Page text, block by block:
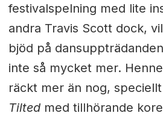
festivalspelning med lite
andra Travis Scott dock,
bjöd på
inte så mycket mer.
räckt mer än nog,
Tiltedmed tillhörande